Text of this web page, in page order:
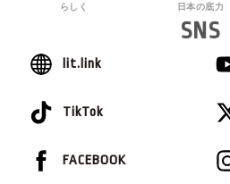
らしく 日本の底力
SNS
lit.link
TikTok
FACEBOOK